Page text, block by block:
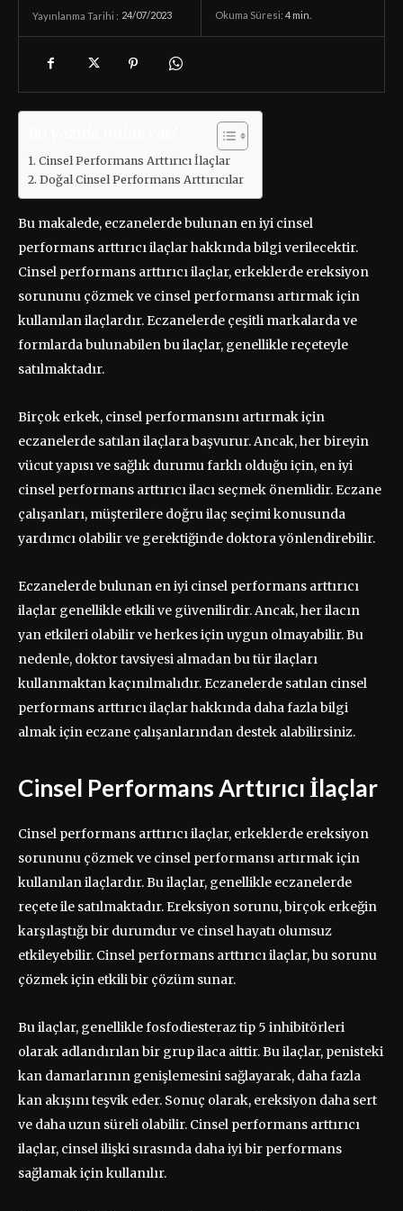
Yayınlanma Tarihi : 24/07/2023 Okuma Süresi: 4 min.
Cinsel Performans Arttırıcı İlaçlar
Doğal Cinsel Performans Arttırıcılar
Bu makalede, eczanelerde bulunan en iyi cinsel
performans arttırıcı ilaçlar hakkında bilgi verilecektir.
Cinsel performans arttırıcı ilaçlar, erkeklerde ereksiyon
sorununu çözmek ve cinsel performansı artırmak için
kullanılan ilaçlardır. Eczanelerde çeşitli markalarda ve
formlarda bulunabilen bu ilaçlar, genellikle reçeteyle
satılmaktadır.
Birçok erkek, cinsel performansını artırmak için
eczanelerde satılan ilaçlara başvurur. Ancak, her bireyin
vücut yapısı ve sağlık durumu farklı olduğu için, en iyi
cinsel performans arttırıcı ilacı seçmek önemlidir. Eczane
çalışanları, müşterilere doğru ilaç seçimi konusunda
yardımcı olabilir ve gerektiğinde doktora yönlendirebilir.
Eczanelerde bulunan en iyi cinsel performans arttırıcı
ilaçlar genellikle etkili ve güvenilirdir. Ancak, her ilacın
yan etkileri olabilir ve herkes için uygun olmayabilir. Bu
nedenle, doktor tavsiyesi almadan bu tür ilaçları
kullanmaktan kaçınılmalıdır. Eczanelerde satılan cinsel
performans arttırıcı ilaçlar hakkında daha fazla bilgi
almak için eczane çalışanlarından destek alabilirsiniz.
Cinsel Performans Arttırıcı İlaçlar
Cinsel performans arttırıcı ilaçlar, erkeklerde ereksiyon
sorununu çözmek ve cinsel performansı artırmak için
kullanılan ilaçlardır. Bu ilaçlar, genellikle eczanelerde
reçete ile satılmaktadır. Ereksiyon sorunu, birçok erkeğin
karşılaştığı bir durumdur ve cinsel hayatı olumsuz
etkileyebilir. Cinsel performans arttırıcı ilaçlar, bu sorunu
çözmek için etkili bir çözüm sunar.
Bu ilaçlar, genellikle fosfodiesteraz tip 5 inhibitörleri
olarak adlandırılan bir grup ilaca aittir. Bu ilaçlar, penisteki
kan damarlarının genişlemesini sağlayarak, daha fazla
kan akışını teşvik eder. Sonuç olarak, ereksiyon daha sert
ve daha uzun süreli olabilir. Cinsel performans arttırıcı
ilaçlar, cinsel ilişki sırasında daha iyi bir performans
sağlamak için kullanılır.